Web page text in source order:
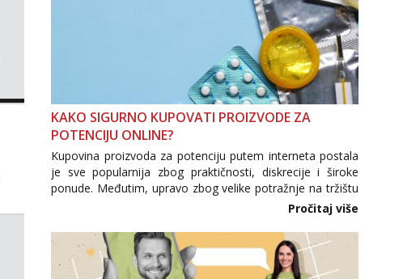
- Kod: #142
tel:0,93€ - mob:1,12€ min
KAKO SIGURNO KUPOVATI PROIZVODE ZA
POTENCIJU ONLINE?
Kupovina proizvoda za potenciju putem interneta postala
je sve popularnija zbog praktičnosti, diskrecije i široke
ponude. Međutim, upravo zbog velike potražnje na tržištu
se pojavljuju i brojni krivotvoreni proizvodi, nepouzdane
internetske trgovine te proizvodi nepoznatog podrijetla. ...
Pročitaj više